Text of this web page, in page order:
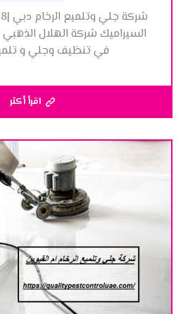
السيراميك شركة الهلال الذهبي
في تنظيف وجلي و
اقرأ أكثر